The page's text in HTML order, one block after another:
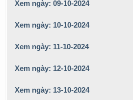
Xem ngày: 09-10-2024
Xem ngày: 10-10-2024
Xem ngày: 11-10-2024
Xem ngày: 12-10-2024
Xem ngày: 13-10-2024